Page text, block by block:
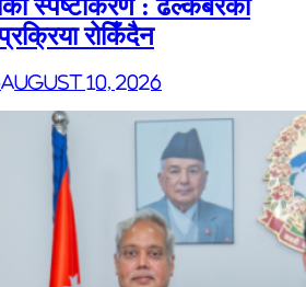
स्पष्टीकरण : ढल्केबरको
रोकिँदैन
August 10, 2026